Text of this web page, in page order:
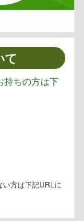
て
持ちの方は下
い方は下記URLに